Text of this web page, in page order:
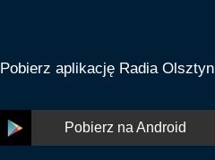
Pobierz aplikację Radia Olsztyn
Pobierz na Android